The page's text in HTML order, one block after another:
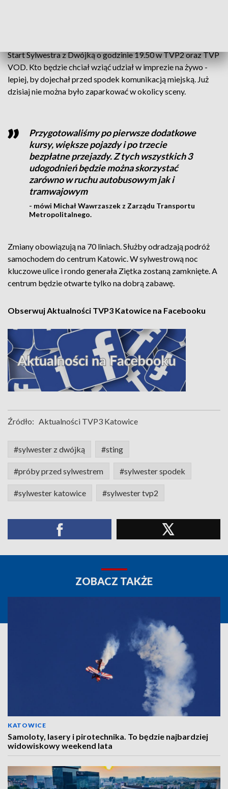
Start Sylwestra z Dwójką o godzinie 19.50 w TVP2 oraz TVP
VOD. Kto będzie chciał wziąć udział w imprezie na żywo -
lepiej, by dojechał przed spodek komunikacją miejską. Już
dzisiaj nie można było zaparkować w okolicy sceny.
Przygotowaliśmy po pierwsze dodatkowe
kursy, większe pojazdy i po trzecie
bezpłatne przejazdy. Z tych wszystkich 3
udogodnień będzie można skorzystać
zarówno w ruchu autobusowym jak i
tramwajowym
- mówi Michał Wawrzaszek z Zarządu Transportu
Metropolitalnego.
Zmiany obowiązują na 70 liniach. Służby odradzają podróż
samochodem do centrum Katowic. W sylwestrową noc
kluczowe ulice i rondo generała Ziętka zostaną zamknięte. A
centrum będzie otwarte tylko na dobrą zabawę.
Obserwuj Aktualności TVP3 Katowice na Facebooku
Źródło: Aktualności TVP3 Katowice
#sylwester z dwójką #sting
#próby przed sylwestrem #sylwester spodek
#sylwester katowice #sylwester tvp2
ZOBACZ TAKŻE
KATOWICE
Samoloty, lasery i pirotechnika. To będzie najbardziej
widowiskowy weekend lata